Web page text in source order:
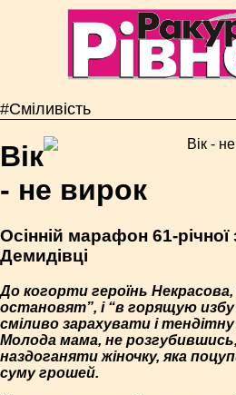
#Сміливість
Вік
- не вирок
Осінній марафон 61-річної
Демидівці
До когорти героїнь Некрасова,
остановят”, і “в горящую
сміливо зарахувати і
Молода мама, не
наздоганяти жіночку, яка
суму грошей.